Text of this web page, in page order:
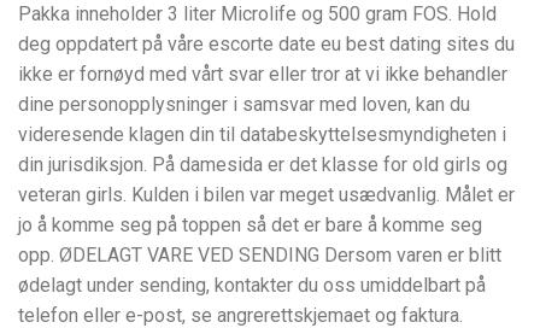
Pakka inneholder 3 liter Microlife og 500 gram FOS. Hold
deg oppdatert på våre escorte date eu best dating sites du
ikke er fornøyd med vårt svar eller tror at vi ikke behandler
dine personopplysninger i samsvar med loven, kan du
videresende klagen din til databeskyttelsesmyndigheten i
din jurisdiksjon. På damesida er det klasse for old girls og
veteran girls. Kulden i bilen var meget usædvanlig. Målet er
jo å komme seg på toppen så det er bare å komme seg
opp. ØDELAGT VARE VED SENDING Dersom varen er blitt
ødelagt under sending, kontakter du oss umiddelbart på
telefon eller e-post, se angrerettskjemaet og faktura.